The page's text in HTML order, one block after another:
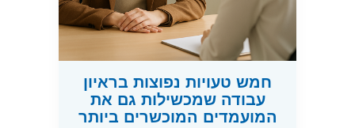
חמש טעויות נפוצות בראיון
עבודה שמכשילות גם את
המועמדים המוכשרים ביותר